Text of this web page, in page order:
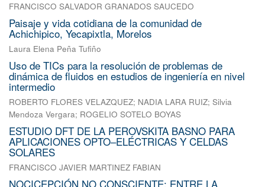
FRANCISCO SALVADOR GRANADOS SAUCEDO
Paisaje y vida cotidiana de la comunidad de
Achichipico, Yecapixtla, Morelos
Laura Elena Peña Tufiño
Uso de TICs para la resolución de problemas de
dinámica de fluidos en estudios de ingeniería en nivel
intermedio
ROBERTO FLORES VELAZQUEZ; NADIA LARA RUIZ; Silvia
Mendoza Vergara; ROGELIO SOTELO BOYAS
ESTUDIO DFT DE LA PEROVSKITA BASNO PARA
APLICACIONES OPTO–ELÉCTRICAS Y CELDAS
SOLARES
FRANCISCO JAVIER MARTINEZ FABIAN
NOCICEPCIÓN NO CONSCIENTE: ENTRE LA